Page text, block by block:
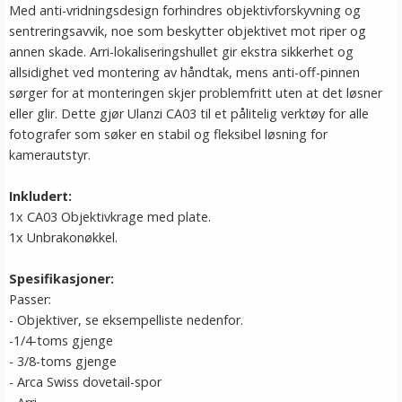
Med anti-vridningsdesign forhindres objektivforskyvning og
sentreringsavvik, noe som beskytter objektivet mot riper og
annen skade. Arri-lokaliseringshullet gir ekstra sikkerhet og
allsidighet ved montering av håndtak, mens anti-off-pinnen
sørger for at monteringen skjer problemfritt uten at det løsner
eller glir. Dette gjør Ulanzi CA03 til et pålitelig verktøy for alle
fotografer som søker en stabil og fleksibel løsning for
kamerautstyr.
Inkludert:
1x CA03 Objektivkrage med plate.
1x Unbrakonøkkel.
Spesifikasjoner:
Passer:
- Objektiver, se eksempelliste nedenfor.
-1/4-toms gjenge
- 3/8-toms gjenge
- Arca Swiss dovetail-spor